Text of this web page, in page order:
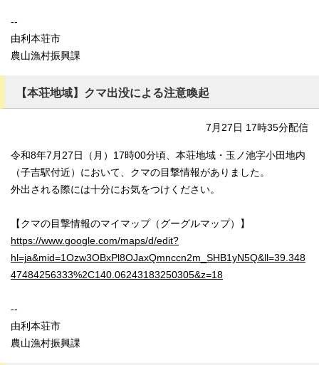
--
由利本荘市
農山漁村振興課
【本荘地域】クマ出没による注意喚起
7月27日 17時35分配信
令和8年7月27日（月）17時00分頃、本荘地域・玉ノ池字小田地内
（子吉駅付近）において、クマの目撃情報がありました。
外出される際には十分にお気をつけください。
【クマの目撃情報のマイマップ（グーグルマップ）】
https://www.google.com/maps/d/edit?
hl=ja&mid=1Ozw3OBxPl8OJaxQmnccn2m_SHB1yN5Q&ll=39.348
47484256333%2C140.06243183250305&z=18
--
由利本荘市
農山漁村振興課